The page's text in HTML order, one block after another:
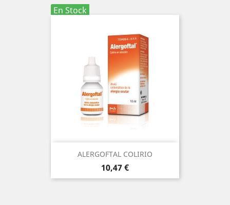
En Stock
ALERGOFTAL COLIRIO
Precio
10,47 €